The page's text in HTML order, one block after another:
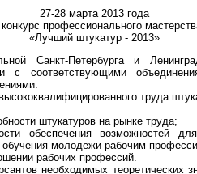
27-28 марта 2013 года
профессионального
«Лучший штукатур - 2013»
Санкт-Петербурга и
с соответствующими
труда
штукатуров на рынке труда;
обеспечения возможностей
молодежи рабочим
рабочих профессий.
необходимых